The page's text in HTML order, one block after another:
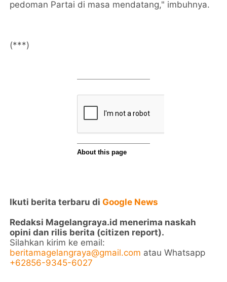
pedoman Partai di masa mendatang," imbuhnya.
(***)
Ikuti berita terbaru diGoogle News
Redaksi Magelangraya.id menerima naskah
opini dan rilis berita (citizen report).
Silahkan kirim ke email:
beritamagelangraya@gmail.com atau Whatsapp
+62856-9345-6027